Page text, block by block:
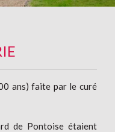
ans) faite par le curé
de Pontoise étaient